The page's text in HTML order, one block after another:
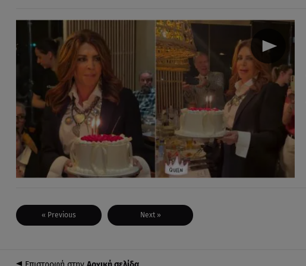
« Previous Next »